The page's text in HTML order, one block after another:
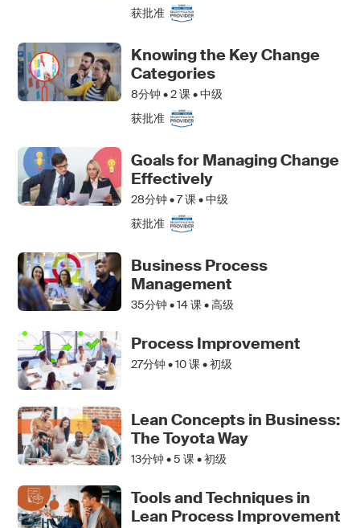
获批准
Knowing the Key Change
Categories
8分钟 •2课 • 中级
获批准
Goals for Managing Change
Effectively
28分钟 •7课 • 中级
获批准
Business Process
Management
35分钟 •14课 • 高级
Process Improvement
27分钟 •10课 • 初级
Lean Concepts in Business:
The Toyota Way
13分钟 •5 课 • 初级
Tools and Techniques in
Lean Process Improvement